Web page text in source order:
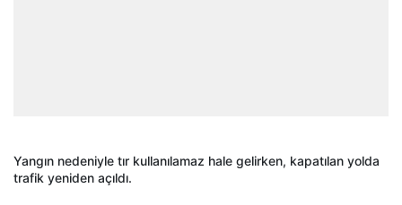
Yangın nedeniyle tır kullanılamaz hale gelirken, kapatılan yolda
trafik yeniden açıldı.